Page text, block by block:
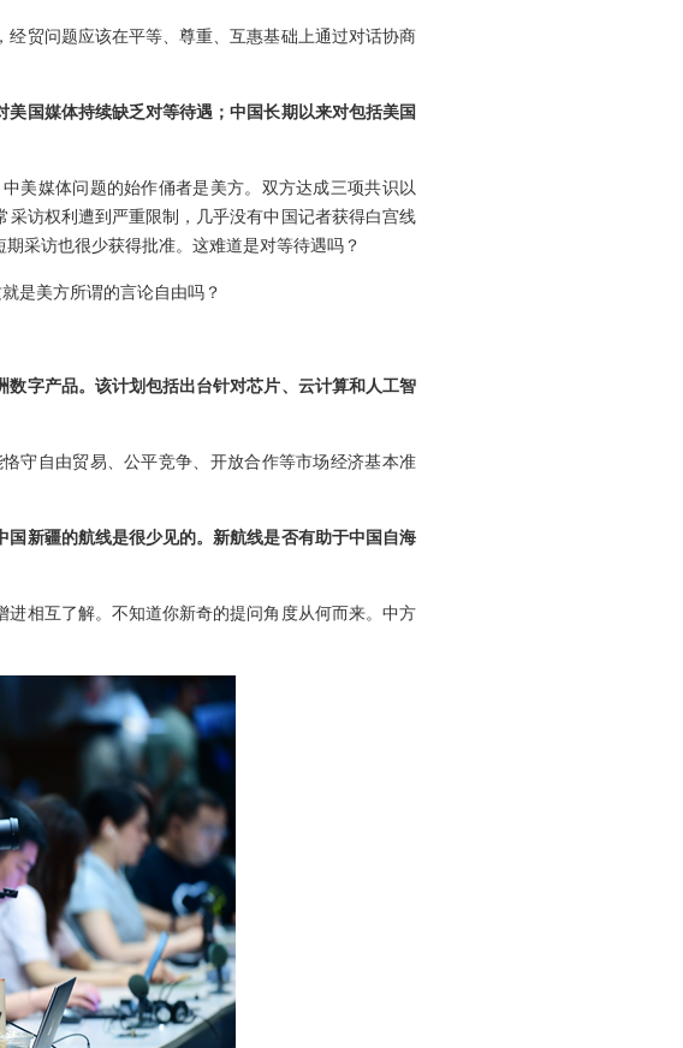
贸问题应该在平等、尊重、互惠基础上通过对话协商
国媒体持续缺乏对等待遇；中国长期以来对包括美国
美媒体问题的始作俑者是美方。双方达成三项共识以
访权利遭到严重限制，几乎没有中国记者获得白宫线
采访也很少获得批准。这难道是对等待遇吗？
是美方所谓的言论自由吗？
字产品。该计划包括出台针对芯片、云计算和人工智
守自由贸易、公平竞争、开放合作等市场经济基本准
新疆的航线是很少见的。新航线是否有助于中国自海
相互了解。不知道你新奇的提问角度从何而来。中方